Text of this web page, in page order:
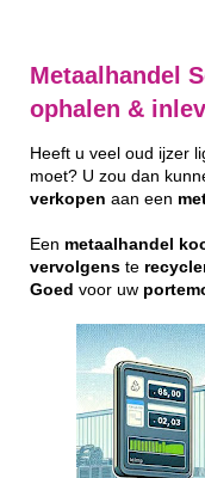
Metaalhandel
ophalen &
Heeft u veel oud ijzer
moet? U zou dan
verkopen aan een
Een metaalhandel
vervolgens te
Goed voor uw